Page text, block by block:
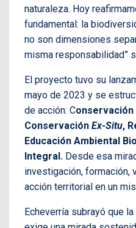
naturaleza. Hoy
fundamental: la
no son dimensiones
misma responsabilidad”
El proyecto tuvo su
mayo de 2023 y se
de acción: Conservación
Conservación Ex-Situ,
Educación Ambiental
Integral. Desde esa
investigación, formación,
acción territorial en un
Echeverría subrayó que